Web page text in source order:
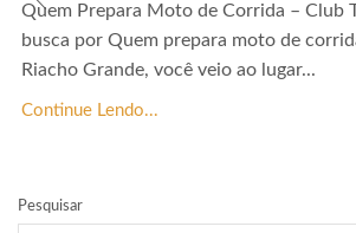
Quem Prepara Moto de Corrida – Club
busca por Quem prepara moto de
Riacho Grande, você veio ao lugar...
Continue Lendo...
Pesquisar